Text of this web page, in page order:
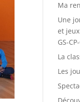
Ma
Une
et
GS-
La
Les